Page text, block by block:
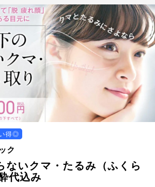
得◎
ク
ないクマ・たるみ（ふくら
代込み